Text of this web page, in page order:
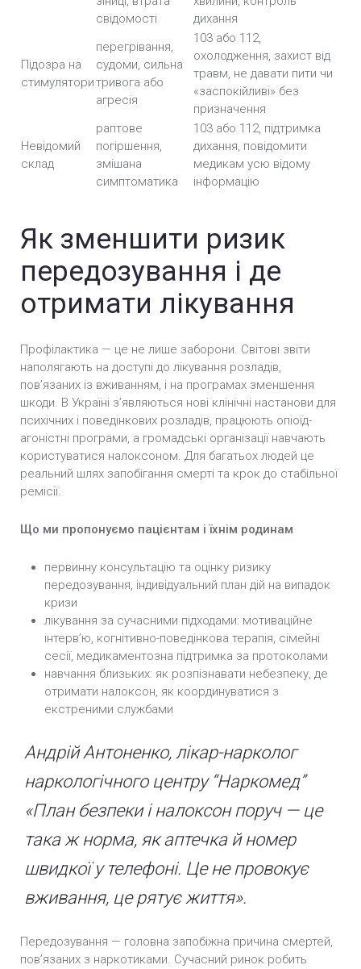
свідомості
дихання
Підозра на
стимулятори
перегрівання,
судоми, сильна
тривога або
агресія
103 або 112,
охолодження, захист від
травм, не давати пити чи
«заспокійливі» без
призначення
Невідомий
склад
раптове
погіршення,
змішана
симптоматика
103 або 112, підтримка
дихання, повідомити
медикам усю відому
інформацію
Як зменшити ризик
передозування і де
отримати лікування
Профілактика — це не лише заборони. Світові звіти
наполягають на доступі до лікування розладів,
пов’язаних із вживанням, і на програмах зменшення
шкоди. В Україні з’являються нові клінічні настанови для
психічних і поведінкових розладів, працюють опіоїд-
агоністні програми, а громадські організації навчають
користуватися налоксоном. Для багатьох людей це
реальний шлях запобігання смерті та крок до стабільної
ремісії.
Що ми пропонуємо пацієнтам і їхнім родинам
первинну консультацію та оцінку ризику
передозування, індивідуальний план дій на випадок
кризи
лікування за сучасними підходами: мотиваційне
інтерв’ю, когнітивно-поведінкова терапія, сімейні
сесії, медикаментозна підтримка за протоколами
навчання близьких: як розпізнавати небезпеку, де
отримати налоксон, як координуватися з
екстреними службами
Андрій Антоненко, лікар-нарколог
наркологічного центру “Наркомед”
«План безпеки і налоксон поруч — це
така ж норма, як аптечка й номер
швидкої у телефоні. Це не провокує
вживання, це рятує життя».
Передозування — головна запобіжна причина смертей,
пов’язаних з наркотиками. Сучасний ринок робить